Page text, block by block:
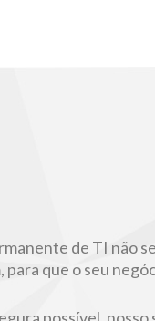
de TI não
que o seu
possível,